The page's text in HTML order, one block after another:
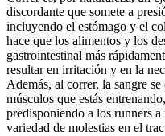
discordante que somete a
incluyendo el estómago y el
hace que los alimentos y los
gastrointestinal más
resultar en irritación y en la
Además, al correr, la sangre
músculos que estás
predisponiendo a los runners
variedad de molestias en el